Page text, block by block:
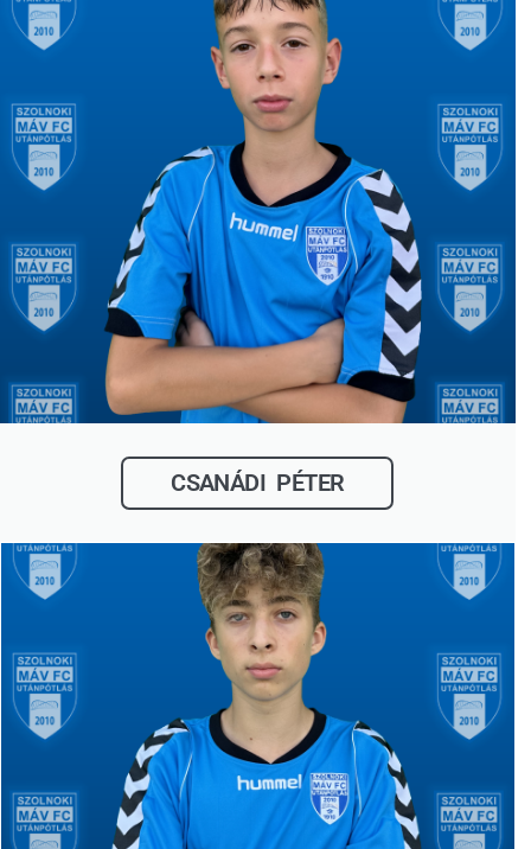
CSANÁDI PÉTER